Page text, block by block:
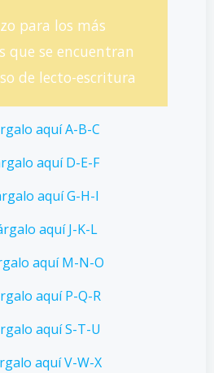
para los más
que se encuentran
de lecto-escritura
aquí A-B-C
aquí D-E-F
aquí G-H-I
aquí J-K-L
aquí M-N-O
aquí P-Q-R
aquí S-T-U
aquí V-W-X